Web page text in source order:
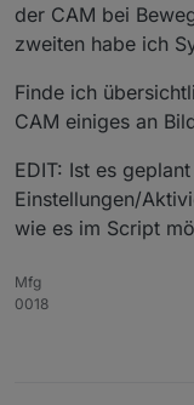
der CAM bei
zweiten habe ich
Finde ich
CAM einiges an
EDIT: Ist es
Einstellungen/
wie es im Script
Mfg
0018